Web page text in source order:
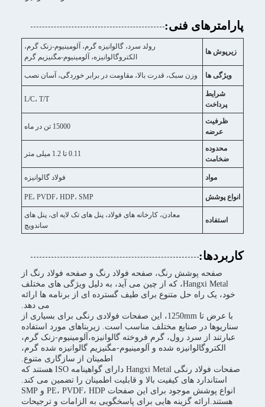
پارامترهای فنی:
زیرپوش ها
رولد سرد، گالوانیزه گرم، آلومینیوم-زنک گرم،
الکتروگالوانیزه، آلومینیوم-مگنیزیم گرم
ویژگی ها وزن سبک، قدرت بالا، مقاومت در برابر خوردگی، آسان نصب
شرایط
پرداخت
L/C، T/T
ظرفیت
عرضه
15000 تن در ماه
محدوده
ضخامت
0.11 تا 1.2 میلی متر
مواد فولاد گالوانیزه
انواع پوشش PE، PVDF، HDP، SMP
استفاده
معادن، کارخانه های فولاد، پنل های تک لایه ای، پنل های
ساندویچ
کاربردها:
صفحه پوشش رنگ، صفحه فولاد رنگ و صفحه فولاد رنگ از
Hangxi Metal، که از چین می آید، به دلیل ویژگی های مختلف
خود، یک راه حل متنوع برای طیف گسترده ای از برنامه ها ارائه
می دهد.
با عرض تا 1250mm، این صفحات فولادی رنگی برای بسیاری از
سناریوها در صنایع مختلف مناسب است. زیربناهای مورد استفاده
عبارتند از سرد رول، گرم فروخته گالوانیزه،آلومینیوم-زنک گرم،
الکتروگالوانیزه شده و آلومینیوم-مگنیزیم گالوانیزه شده گرم،
اطمینان از سازگاری متنوع.
صفحات فولاد رنگی Hangxi Metal دارای گواهینامه ISO هستند که
استاندارد های کیفیت بالا و قابلیت اطمینان را تضمین می کند.
انواع پوشش موجود برای این صفحات PE، PVDF، HDP و SMP
هستند.ارائه گزینه هایی برای پاسخگویی به الزامات و ترجیحات